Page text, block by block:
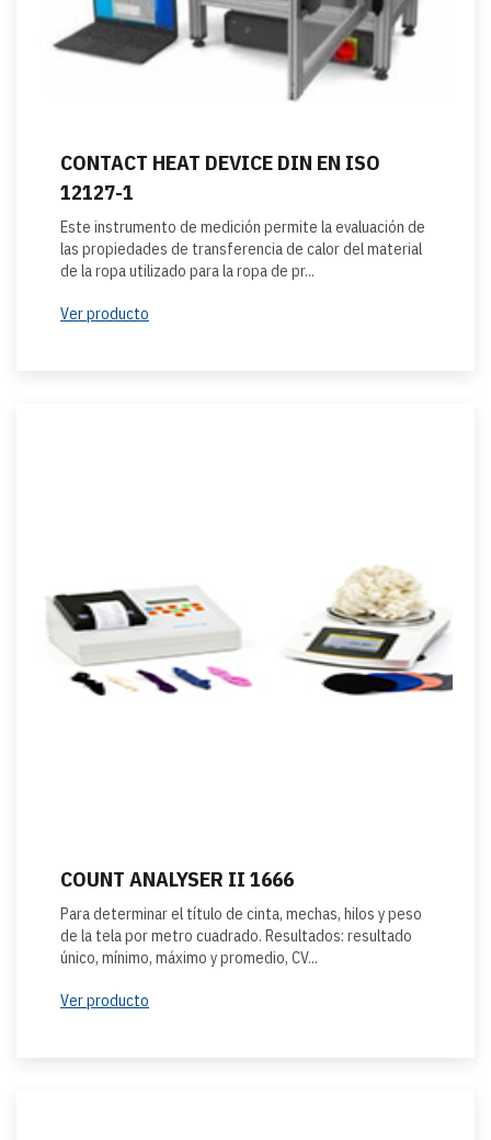
CONTACT HEAT DEVICE DIN EN ISO
12127-1
Este instrumento de medición permite la evaluación de
las propiedades de transferencia de calor del material
de la ropa utilizado para la ropa de pr...
Ver producto
COUNT ANALYSER II 1666
Para determinar el título de cinta, mechas, hilos y peso
de la tela por metro cuadrado. Resultados: resultado
único, mínimo, máximo y promedio, CV...
Ver producto